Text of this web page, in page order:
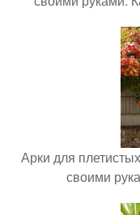
Арки для
своими